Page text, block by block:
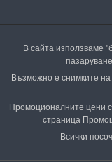
В сайта използваме
Възможно е снимките
Промоционалните цени
страница
Всички